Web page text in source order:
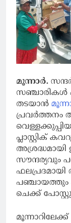
മൂന്നാര്‍.
സഞ്ചാരികള്‍
തടയാന്‍
പ്രവര്‍ത്തനം
പ്ലാസ്റ്റിക്
അശ്രദ്ധമായി
സൗന്ദര്യവും
പഞ്ചായത്തും
ചെക്ക്